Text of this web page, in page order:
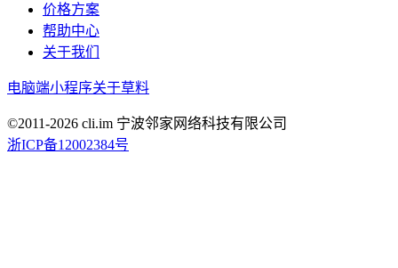
价格方案
帮助中心
关于我们
电脑端小程序关于草料
©2011-2026 cli.im 宁波邻家网络科技有限公司
浙ICP备12002384号